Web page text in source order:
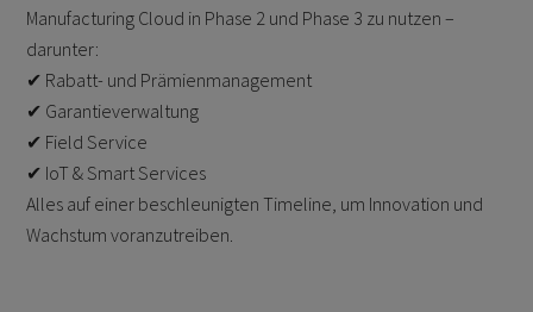
Manufacturing Cloud in Phase 2 und Phase 3 zu nutzen –
darunter:
✔ Rabatt- und Prämienmanagement
✔ Garantieverwaltung
✔ Field Service
✔ IoT & Smart Services
Alles auf einer beschleunigten Timeline, um Innovation und
Wachstum voranzutreiben.